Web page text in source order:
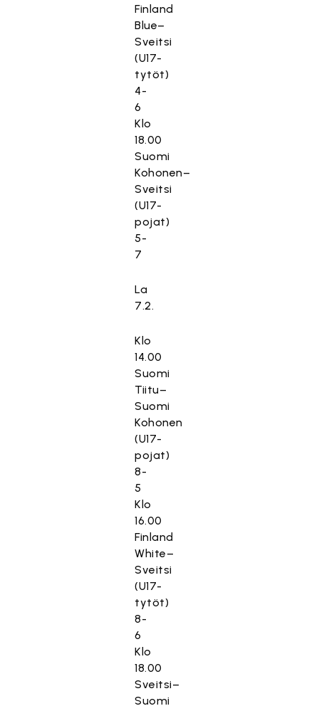
Finland
Blue–
Sveitsi
(U17-
tytöt)
4-
6
Klo
18.00
Suomi
Kohonen–
Sveitsi
(U17-
pojat)
5-
7
La
7.2.
Klo
14.00
Suomi
Tiitu–
Suomi
Kohonen
(U17-
pojat)
8-
5
Klo
16.00
Finland
White–
Sveitsi
(U17-
tytöt)
8-
6
Klo
18.00
Sveitsi–
Suomi